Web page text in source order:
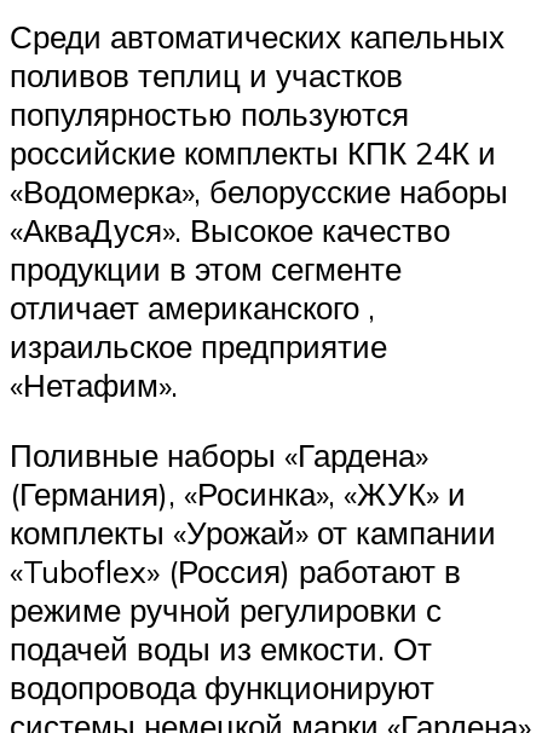
Среди автоматических капельных
поливов теплиц и участков
популярностью пользуются
российские комплекты КПК 24К и
«Водомерка», белорусские наборы
«АкваДуся». Высокое качество
продукции в этом сегменте
отличает американского ,
израильское предприятие
«Нетафим».
Поливные наборы «Гардена»
(Германия), «Росинка», «ЖУК» и
комплекты «Урожай» от кампании
«Tuboflex» (Россия) работают в
режиме ручной регулировки с
подачей воды из емкости. От
водопровода функционируют